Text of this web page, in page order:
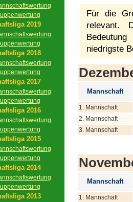
2019
2018
2017
2016
2015
2014
2013
Für die
relevant.
niedrigste
Mannschaft
1. Mannschaft
2. Mannschaft
3. Mannschaft
Mannschaft
1. Mannschaft